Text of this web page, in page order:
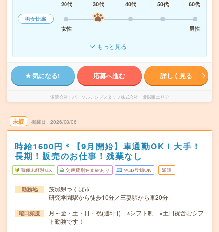
20代
30代 40代 50代
60代
男女比率
女性
男性
もっと見る
気になる! 応募へ進む 詳しく見る
派遣会社 パーソルテンプスタッフ株式会社 北関東エリア
未読 掲載日 2026/08/06
時給1600円＊【9月開始】車通勤OK！大手！
長期！販売のお仕事！残業なし
職種未経験OK 交通費別途支給あり WEB登録OK 派遣
勤務地
茨城県つくば市
研究学園駅から徒歩10分／三妻駅から車20分
曜日頻度
月～金・土・日・祝(週5日) ※シフト制 ※土日祝含むシフ
ト勤務です！